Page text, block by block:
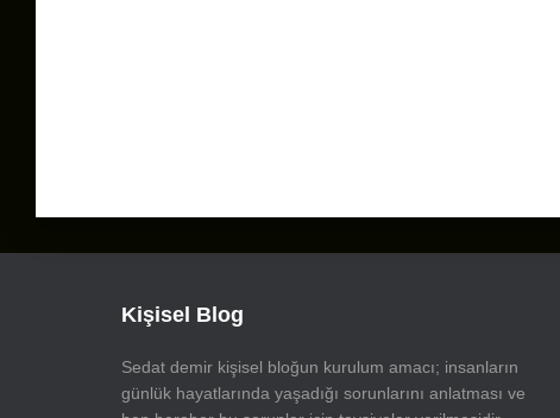
Kişisel Blog
Sedat demir kişisel bloğun kurulum amacı; insanların
günlük hayatlarında yaşadığı sorunlarını anlatması ve